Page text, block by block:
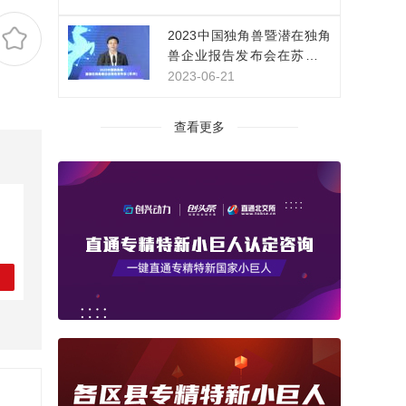
2023中国独角兽暨潜在独角
兽企业报告发布会在苏州举
行
2023-06-21
查看更多